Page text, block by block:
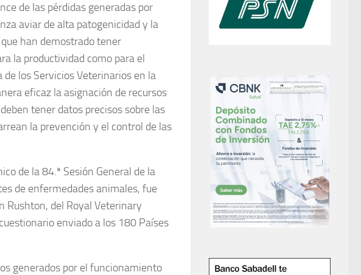
de las pérdidas generadas por
aviar de alta patogenicidad y la
han demostrado tener
la productividad como para el
los Servicios Veterinarios en la
eficaz la asignación de recursos
tener datos precisos sobre las
la prevención y el control de las
de la 84.ª Sesión General de la
de enfermedades animales, fue
Rushton, del Royal Veterinary
enviado a los 180 Países
generados por el funcionamiento